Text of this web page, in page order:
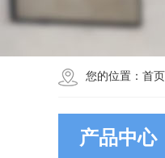
您的位置： 首页
产品中心